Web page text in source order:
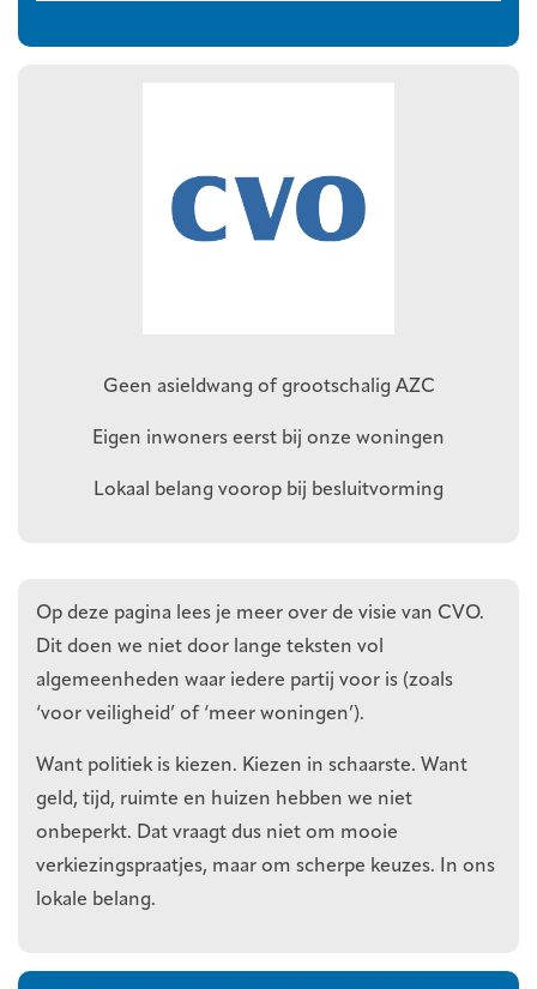
Geen asieldwang of grootschalig AZC
Eigen inwoners eerst bij onze woningen
Lokaal belang voorop bij besluitvorming
Op deze pagina lees je meer over de visie van CVO.
Dit doen we niet door lange teksten vol
algemeenheden waar iedere partij voor is (zoals
‘voor veiligheid’ of ‘meer woningen’).
Want politiek is kiezen. Kiezen in schaarste. Want
geld, tijd, ruimte en huizen hebben we niet
onbeperkt. Dat vraagt dus niet om mooie
verkiezingspraatjes, maar om scherpe keuzes. In ons
lokale belang.